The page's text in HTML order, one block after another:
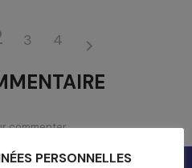
3 4
commenter.
PERSONNELLES